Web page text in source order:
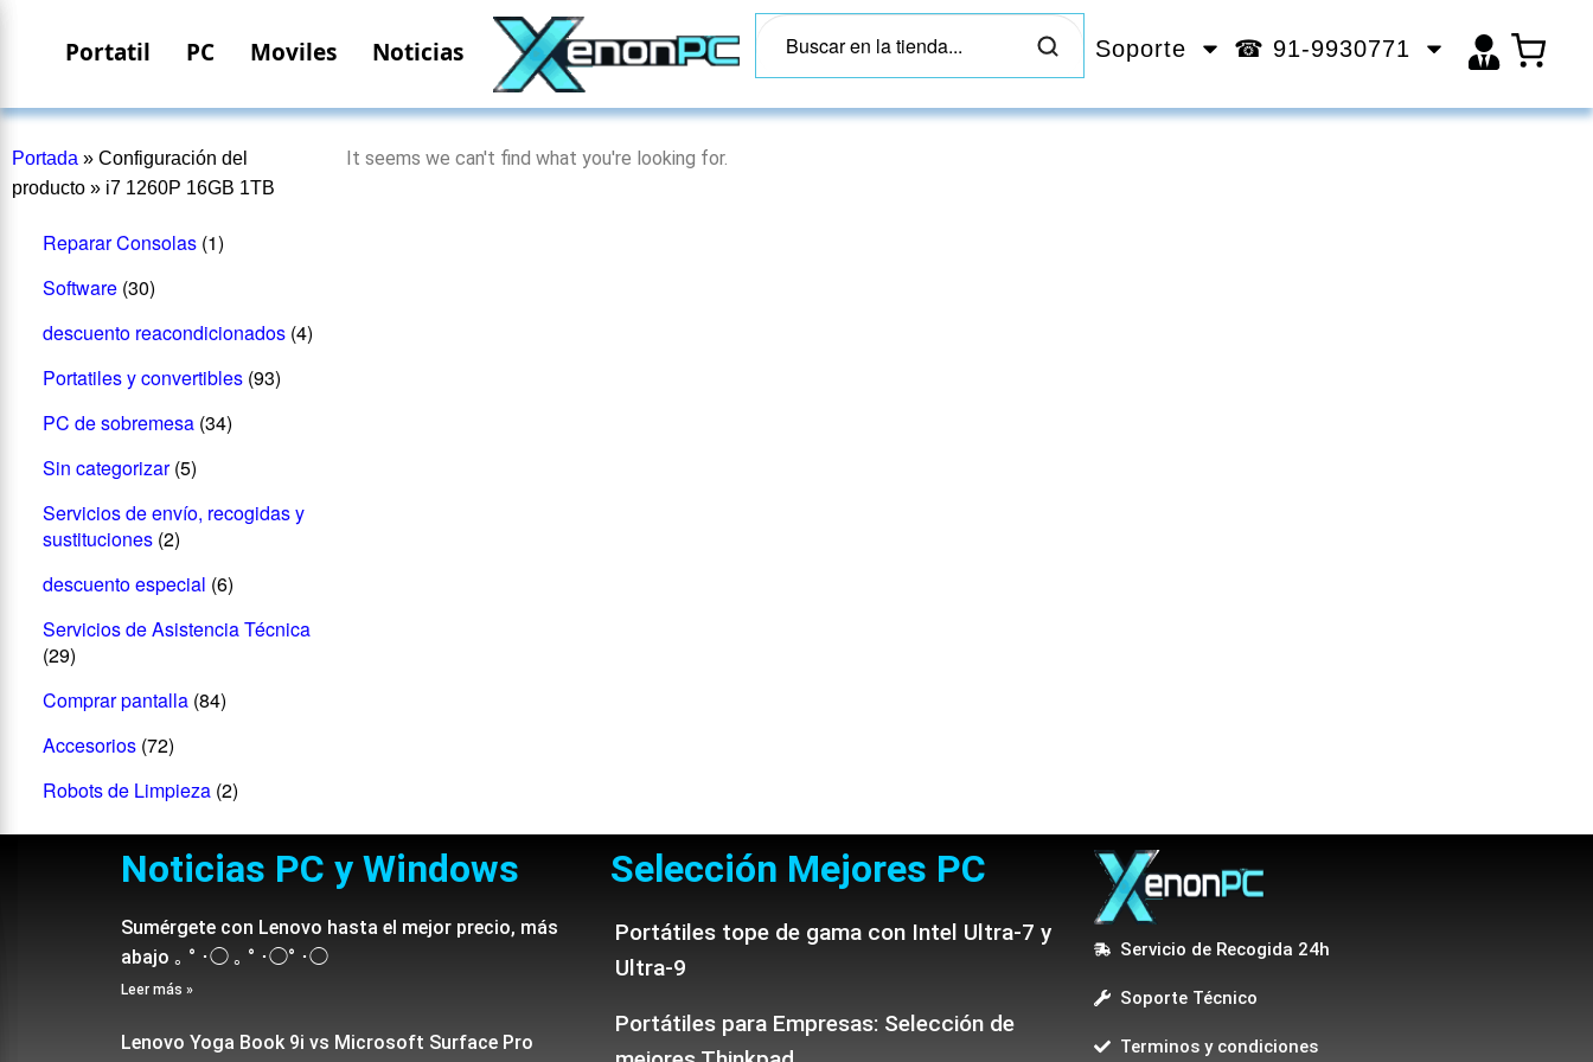
Portatil PC Moviles Noticias Soporte ☎ 91-9930771
Portada » Configuración del
producto » i7 1260P 16GB 1TB
Reparar Consolas (1)
Software (30)
descuento reacondicionados (4)
Portatiles y convertibles (93)
PC de sobremesa (34)
Sin categorizar (5)
Servicios de envío, recogidas y
sustituciones (2)
descuento especial (6)
Servicios de Asistencia Técnica
(29)
Comprar pantalla (84)
Accesorios (72)
Robots de Limpieza (2)
It seems we can't find what you're looking for.
Noticias PC y Windows
Sumérgete con Lenovo hasta el mejor precio, más
abajo ｡ ° ･◯ ｡ ° ･◯° ･◯
Leer más »
Lenovo Yoga Book 9i vs Microsoft Surface Pro
Selección Mejores PC
Portátiles tope de gama con Intel Ultra-7 y
Ultra-9
Portátiles para Empresas: Selección de
Servicio de Recogida 24h
Soporte Técnico
Terminos y condiciones